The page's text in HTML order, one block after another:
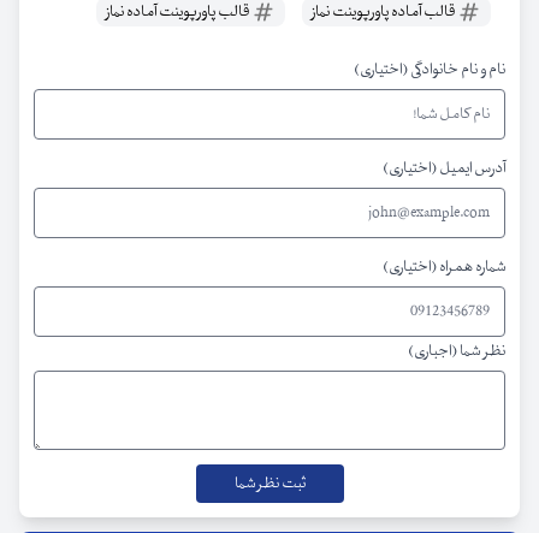
قالب آماده پاورپوینت نماز
قالب پاورپوینت آماده نماز
نام و نام خانوادگی (اختیاری)
آدرس ایمیل (اختیاری)
شماره همراه (اختیاری)
نظر شما (اجباری)